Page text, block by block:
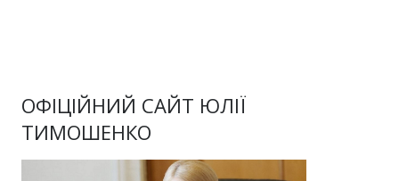
ОФІЦІЙНИЙ САЙТ ЮЛІЇ
ТИМОШЕНКО